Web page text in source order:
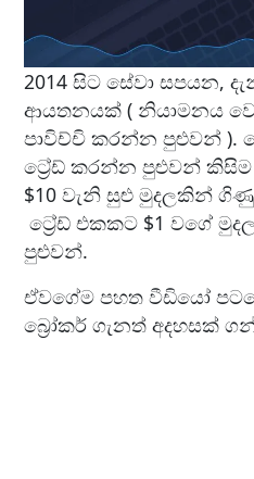
2014 සිට සේවා සපයන,
ආයතනයක් ( නියාමනය
පාවිච්චි කරන්න පුළුවන්
ට්‍රේඩ් කරන්න පුළුවන්
$10 වැනි සුළු මුදලකින්
ට්‍රේඩ් එකකට $1 වගේ
පුළුවන්.
ඒවගේම පහත වීඩියෝ
බ්‍රෝකර් ගැනත් අදහසක්